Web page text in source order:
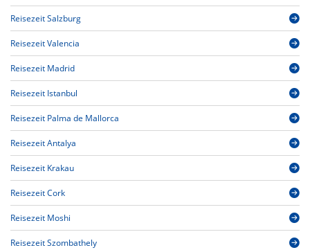
Reisezeit Salzburg
Reisezeit Valencia
Reisezeit Madrid
Reisezeit Istanbul
Reisezeit Palma de Mallorca
Reisezeit Antalya
Reisezeit Krakau
Reisezeit Cork
Reisezeit Moshi
Reisezeit Szombathely